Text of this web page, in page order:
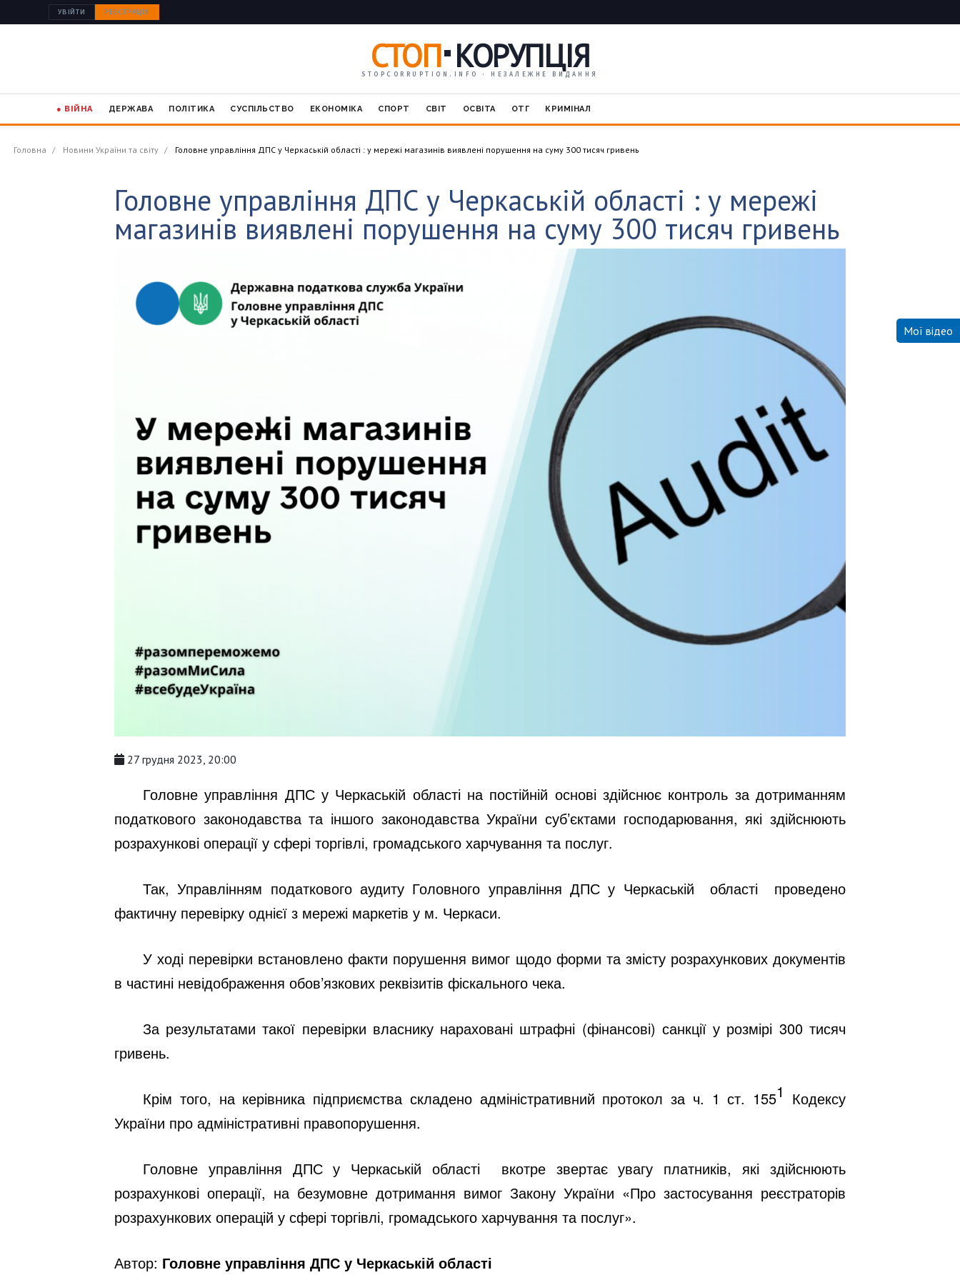
УВІЙТИ РЕЄСТРАЦІЯ
СТОП КОРУПЦІЯ
STOPCORRUPTION.INFO · НЕЗАЛЕЖНЕ ВИДАННЯ
● ВІЙНА ДЕРЖАВА ПОЛІТИКА СУСПІЛЬСТВО ЕКОНОМІКА СПОРТ СВІТ ОСВІТА ОТГ КРИМІНАЛ
Головна Новини України та світу Головне управління ДПС у Черкаській області : у мережі магазинів виявлені порушення на суму 300 тисяч гривень
Головне управління ДПС у Черкаській області : у мережі
магазинів виявлені порушення на суму 300 тисяч гривень
27 грудня 2023, 20:00
Головне управління ДПС у Черкаській області на постійній основі здійснює контроль за дотриманням
податкового законодавства та іншого законодавства України суб’єктами господарювання, які здійснюють
розрахункові операції у сфері торгівлі, громадського харчування та послуг.
Так, Управлінням податкового аудиту Головного управління ДПС у Черкаській області проведено
фактичну перевірку однієї з мережі маркетів у м. Черкаси.
У ході перевірки встановлено факти порушення вимог щодо форми та змісту розрахункових документів
в частині невідображення обов’язкових реквізитів фіскального чека.
За результатами такої перевірки власнику нараховані штрафні (фінансові) санкції у розмірі 300 тисяч
гривень.
Крім того, на керівника підприємства складено адміністративний протокол за ч. 1 ст. 1551 Кодексу
України про адміністративні правопорушення.
Головне управління ДПС у Черкаській області вкотре звертає увагу платників, які здійснюють
розрахункові операції, на безумовне дотримання вимог Закону України «Про застосування реєстраторів
розрахункових операцій у сфері торгівлі, громадського харчування та послуг».
Автор: Головне управління ДПС у Черкаській області
Мої відео